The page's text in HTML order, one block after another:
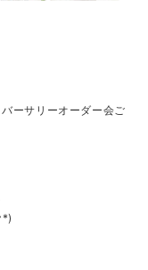
ーサリーオーダー会ご